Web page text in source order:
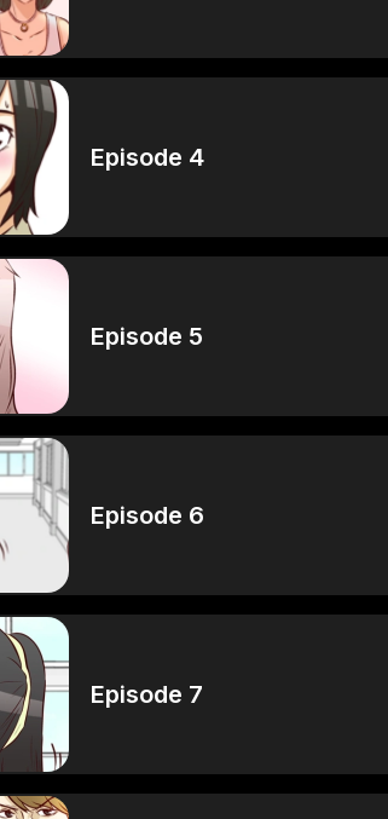
Episode 4
Episode 5
Episode 6
Episode 7